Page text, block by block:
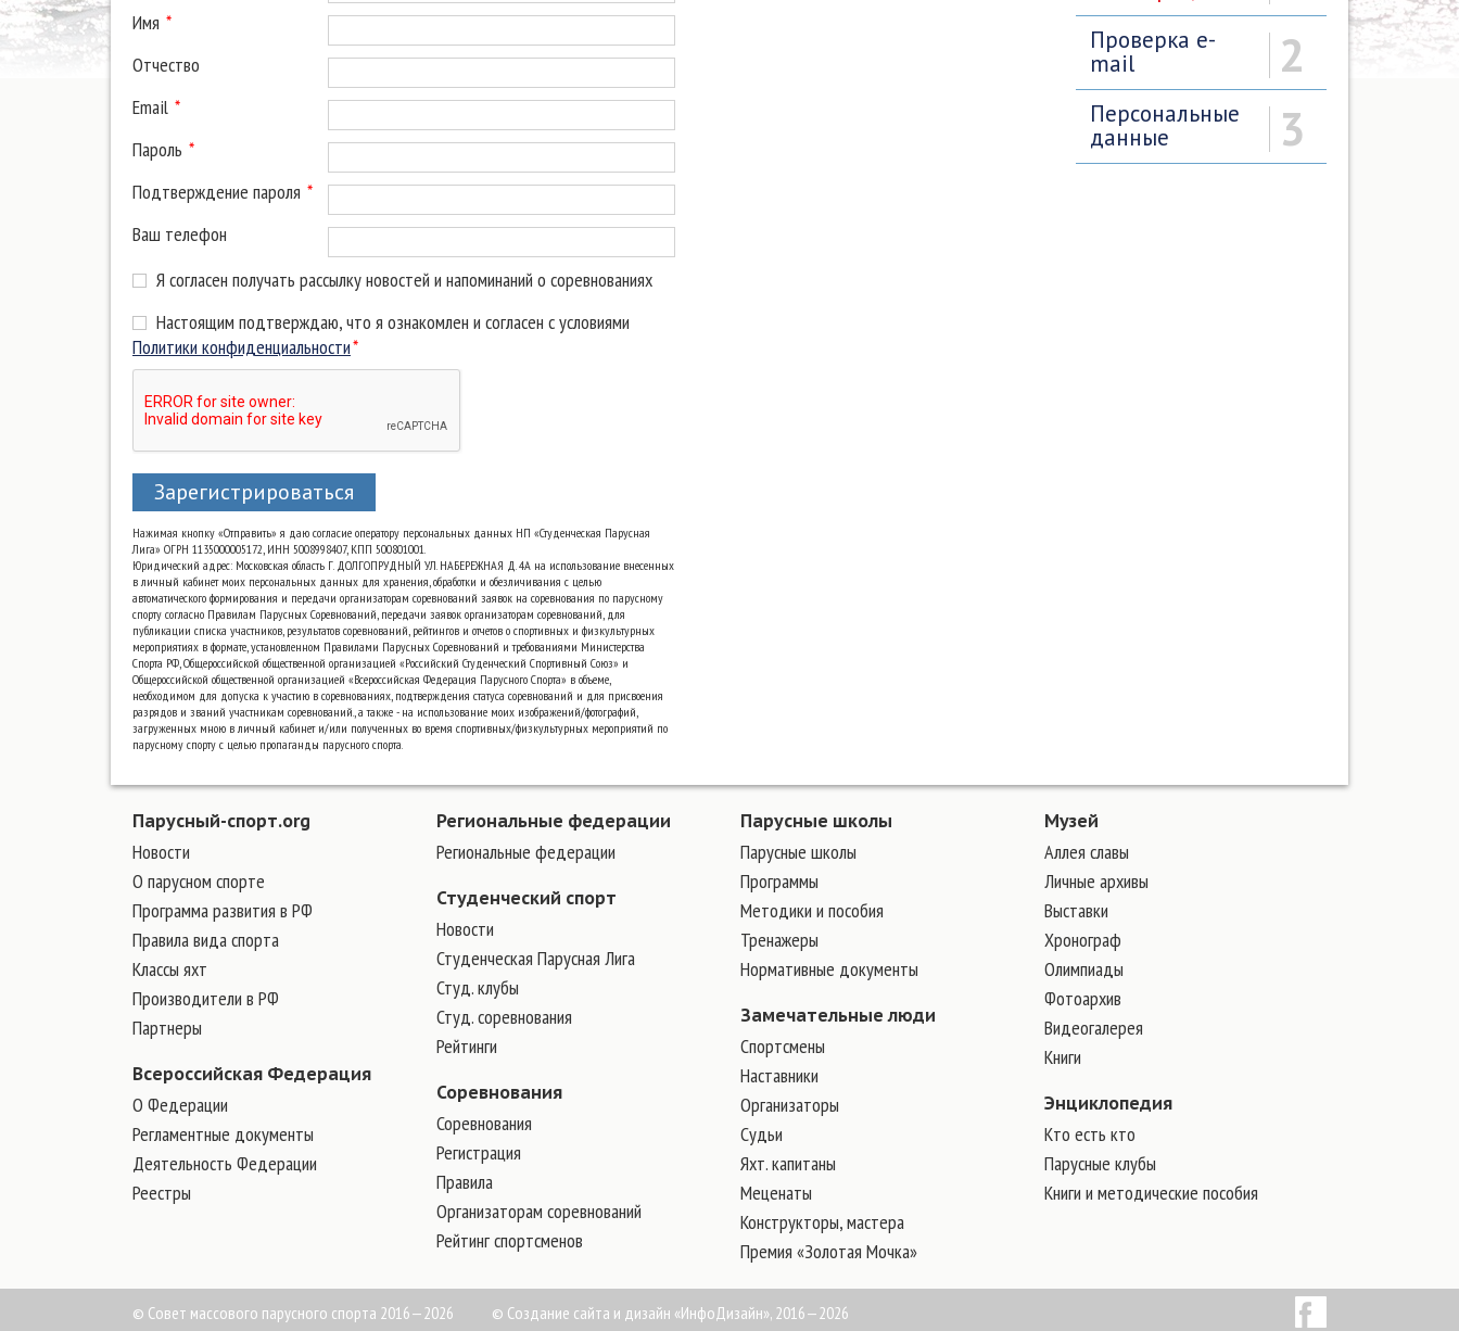
Имя *
Отчество
Email *
Пароль *
Подтверждение пароля *
Ваш телефон
Я согласен получать рассылку новостей и напоминаний о соревнованиях
Настоящим подтверждаю, что я ознакомлен и согласен с условиями
Политики конфиденциальности*
Зарегистрироваться
Нажимая кнопку «Отправить» я даю согласие оператору персональных данных НП «Студенческая Парусная
Лига» ОГРН 1135000005172, ИНН 5008998407, КПП 500801001.
Юридический адрес: Московская область Г. ДОЛГОПРУДНЫЙ УЛ. НАБЕРЕЖНАЯ Д. 4А на использование внесенных
в личный кабинет моих персональных данных для хранения, обработки и обезличивания с целью
автоматического формирования и передачи организаторам соревнований заявок на соревнования по парусному
спорту согласно Правилам Парусных Соревнований, передачи заявок организаторам соревнований, для
публикации списка участников, результатов соревнований, рейтингов и отчетов о спортивных и физкультурных
мероприятиях в формате, установленном Правилами Парусных Соревнований и требованиями Министерства
Спорта РФ, Общероссийской общественной организацией «Российский Студенческий Спортивный Союз» и
Общероссийской общественной организацией «Всероссийская Федерация Парусного Спорта» в объеме,
необходимом для допуска к участию в соревнованиях, подтверждения статуса соревнований и для присвоения
разрядов и званий участникам соревнований., а также - на использование моих изображений/фотографий,
загруженных мною в личный кабинет и/или полученных во время спортивных/физкультурных мероприятий по
парусному спорту с целью пропаганды парусного спорта.
Проверка e-
mail
2
Персональные
данные
3
Парусный-спорт.org
Новости
О парусном спорте
Программа развития в РФ
Правила вида спорта
Классы яхт
Производители в РФ
Партнеры
Всероссийская Федерация
О Федерации
Регламентные документы
Деятельность Федерации
Реестры
Региональные федерации
Региональные федерации
Студенческий спорт
Новости
Студенческая Парусная Лига
Студ. клубы
Студ. соревнования
Рейтинги
Соревнования
Соревнования
Регистрация
Правила
Организаторам соревнований
Рейтинг спортсменов
Парусные школы
Парусные школы
Программы
Методики и пособия
Тренажеры
Нормативные документы
Замечательные люди
Cпортсмены
Наставники
Организаторы
Судьи
Яхт. капитаны
Меценаты
Конструкторы, мастера
Премия «Золотая Мочка»
Музей
Аллея славы
Личные архивы
Выставки
Хронограф
Олимпиады
Фотоархив
Видеогалерея
Книги
Энциклопедия
Кто есть кто
Парусные клубы
Книги и методические пособия
© Совет массового парусного спорта 2016—2026 © Создание сайта и дизайн «ИнфоДизайн», 2016—2026